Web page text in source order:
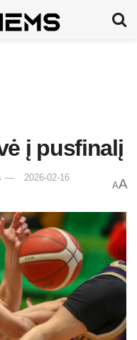
į pusfinalį
2026-02-16
AA